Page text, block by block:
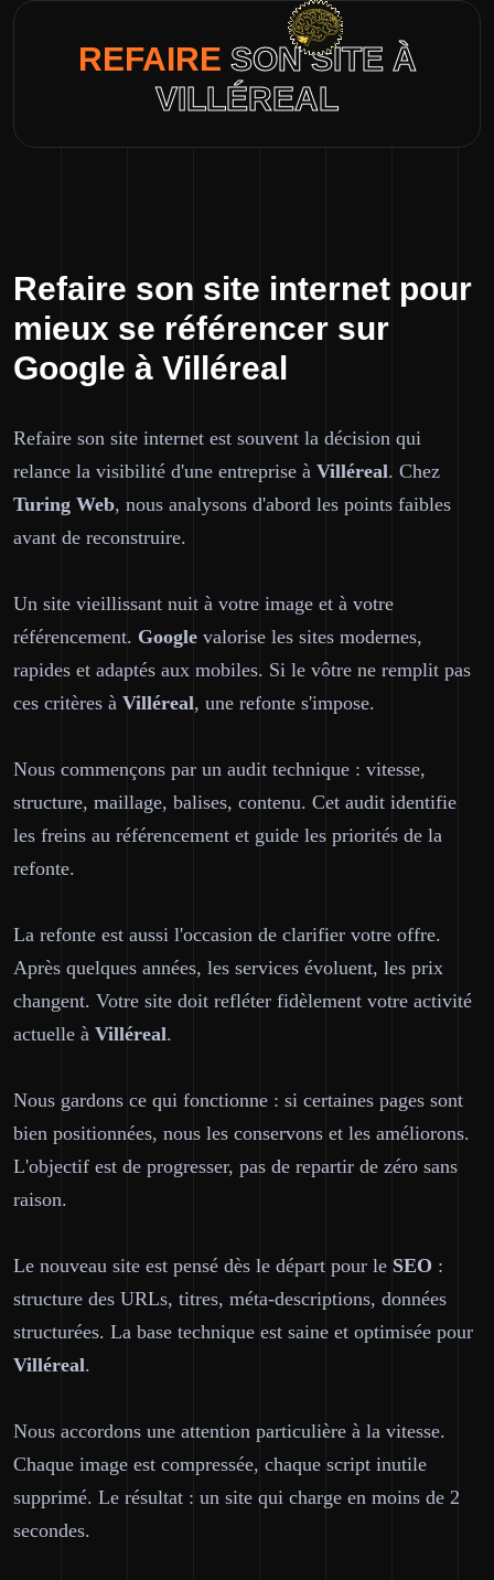
REFAIRE SON SITE À
VILLÉREAL
Refaire son site internet pour
mieux se référencer sur
Google à Villéreal
Refaire son site internet est souvent la décision qui
relance la visibilité d'une entreprise à Villéreal. Chez
Turing Web, nous analysons d'abord les points faibles
avant de reconstruire.
Un site vieillissant nuit à votre image et à votre
référencement. Google valorise les sites modernes,
rapides et adaptés aux mobiles. Si le vôtre ne remplit pas
ces critères à Villéreal, une refonte s'impose.
Nous commençons par un audit technique : vitesse,
structure, maillage, balises, contenu. Cet audit identifie
les freins au référencement et guide les priorités de la
refonte.
La refonte est aussi l'occasion de clarifier votre offre.
Après quelques années, les services évoluent, les prix
changent. Votre site doit refléter fidèlement votre activité
actuelle à Villéreal.
Nous gardons ce qui fonctionne : si certaines pages sont
bien positionnées, nous les conservons et les améliorons.
L'objectif est de progresser, pas de repartir de zéro sans
raison.
Le nouveau site est pensé dès le départ pour le SEO :
structure des URLs, titres, méta-descriptions, données
structurées. La base technique est saine et optimisée pour
Villéreal.
Nous accordons une attention particulière à la vitesse.
Chaque image est compressée, chaque script inutile
supprimé. Le résultat : un site qui charge en moins de 2
secondes.